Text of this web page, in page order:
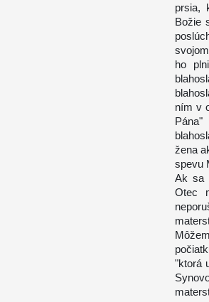
prsia,
Božie
ho
ním v
žena
spevu
Ak sa
Otec
"ktorá